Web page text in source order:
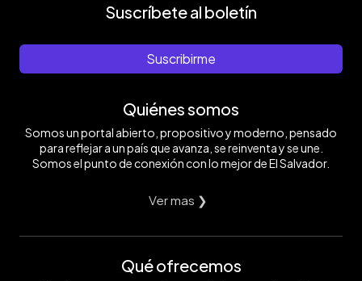
Suscríbete al boletín
Suscribirme
Quiénes somos
Somos un portal abierto, propositivo y moderno, pensado
para reflejar a un país que avanza, se reinventa y se une.
Somos el punto de conexión con lo mejor de El Salvador.
Ver mas ❯
Qué ofrecemos